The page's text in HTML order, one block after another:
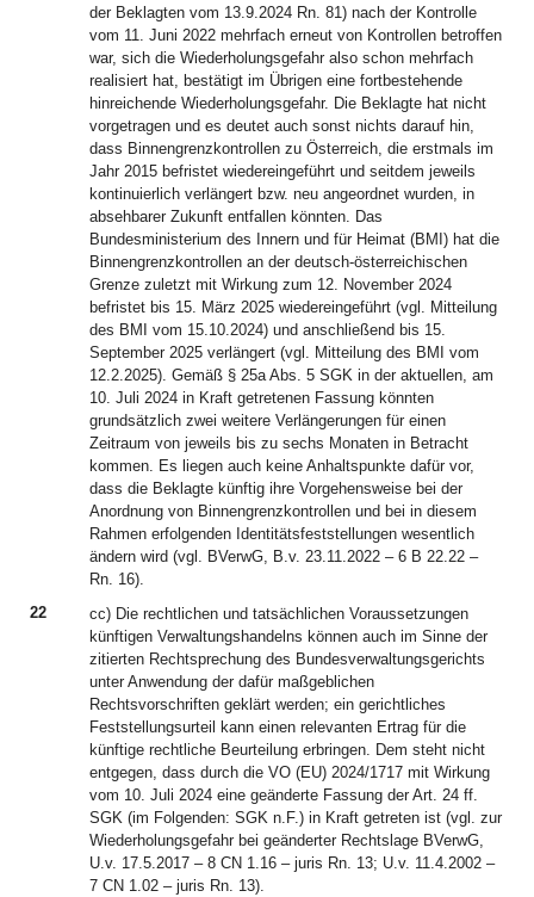
der Beklagten vom 13.9.2024 Rn. 81) nach der Kontrolle
vom 11. Juni 2022 mehrfach erneut von Kontrollen betroffen
war, sich die Wiederholungsgefahr also schon mehrfach
realisiert hat, bestätigt im Übrigen eine fortbestehende
hinreichende Wiederholungsgefahr. Die Beklagte hat nicht
vorgetragen und es deutet auch sonst nichts darauf hin,
dass Binnengrenzkontrollen zu Österreich, die erstmals im
Jahr 2015 befristet wiedereingeführt und seitdem jeweils
kontinuierlich verlängert bzw. neu angeordnet wurden, in
absehbarer Zukunft entfallen könnten. Das
Bundesministerium des Innern und für Heimat (BMI) hat die
Binnengrenzkontrollen an der deutsch-österreichischen
Grenze zuletzt mit Wirkung zum 12. November 2024
befristet bis 15. März 2025 wiedereingeführt (vgl. Mitteilung
des BMI vom 15.10.2024) und anschließend bis 15.
September 2025 verlängert (vgl. Mitteilung des BMI vom
12.2.2025). Gemäß § 25a Abs. 5 SGK in der aktuellen, am
10. Juli 2024 in Kraft getretenen Fassung könnten
grundsätzlich zwei weitere Verlängerungen für einen
Zeitraum von jeweils bis zu sechs Monaten in Betracht
kommen. Es liegen auch keine Anhaltspunkte dafür vor,
dass die Beklagte künftig ihre Vorgehensweise bei der
Anordnung von Binnengrenzkontrollen und bei in diesem
Rahmen erfolgenden Identitätsfeststellungen wesentlich
ändern wird (vgl. BVerwG, B.v. 23.11.2022 – 6 B 22.22 –
Rn. 16).
22
cc) Die rechtlichen und tatsächlichen Voraussetzungen
künftigen Verwaltungshandelns können auch im Sinne der
zitierten Rechtsprechung des Bundesverwaltungsgerichts
unter Anwendung der dafür maßgeblichen
Rechtsvorschriften geklärt werden; ein gerichtliches
Feststellungsurteil kann einen relevanten Ertrag für die
künftige rechtliche Beurteilung erbringen. Dem steht nicht
entgegen, dass durch die VO (EU) 2024/1717 mit Wirkung
vom 10. Juli 2024 eine geänderte Fassung der Art. 24 ff.
SGK (im Folgenden: SGK n.F.) in Kraft getreten ist (vgl. zur
Wiederholungsgefahr bei geänderter Rechtslage BVerwG,
U.v. 17.5.2017 – 8 CN 1.16 – juris Rn. 13; U.v. 11.4.2002 –
7 CN 1.02 – juris Rn. 13).